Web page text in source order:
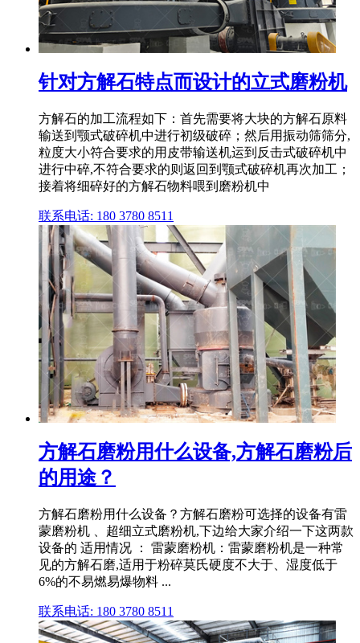
针对方解石特点而设计的立式磨粉机
方解石的加工流程如下：首先需要将大块的方解石原料
输送到颚式破碎机中进行初级破碎；然后用振动筛筛分,
粒度大小符合要求的用皮带输送机运到反击式破碎机中
进行中碎,不符合要求的则返回到颚式破碎机再次加工；
接着将细碎好的方解石物料喂到磨粉机中
联系电话: 180 3780 8511
方解石磨粉用什么设备,方解石磨粉后
的用途？
方解石磨粉用什么设备？方解石磨粉可选择的设备有雷
蒙磨粉机 、超细立式磨粉机,下边给大家介绍一下这两款
设备的 适用情况 ： 雷蒙磨粉机：雷蒙磨粉机是一种常
见的方解石磨,适用于粉碎莫氏硬度不大于、湿度低于
6%的不易燃易爆物料 ...
联系电话: 180 3780 8511